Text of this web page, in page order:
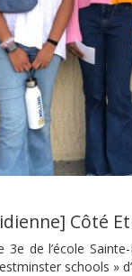
Côté
3e de l’école
schools »